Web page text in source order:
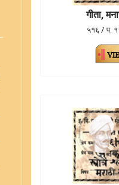
गीता,
५१६ / प.